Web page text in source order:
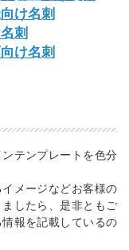
け名刺
刺
け名刺
テンプレートを色分
メージなどお客様の
したら、是非ともご
報を記載しているの